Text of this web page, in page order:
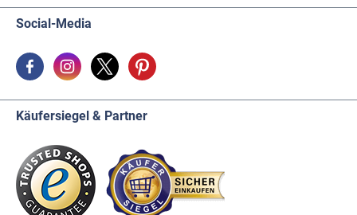
Social-Media
Käufersiegel & Partner